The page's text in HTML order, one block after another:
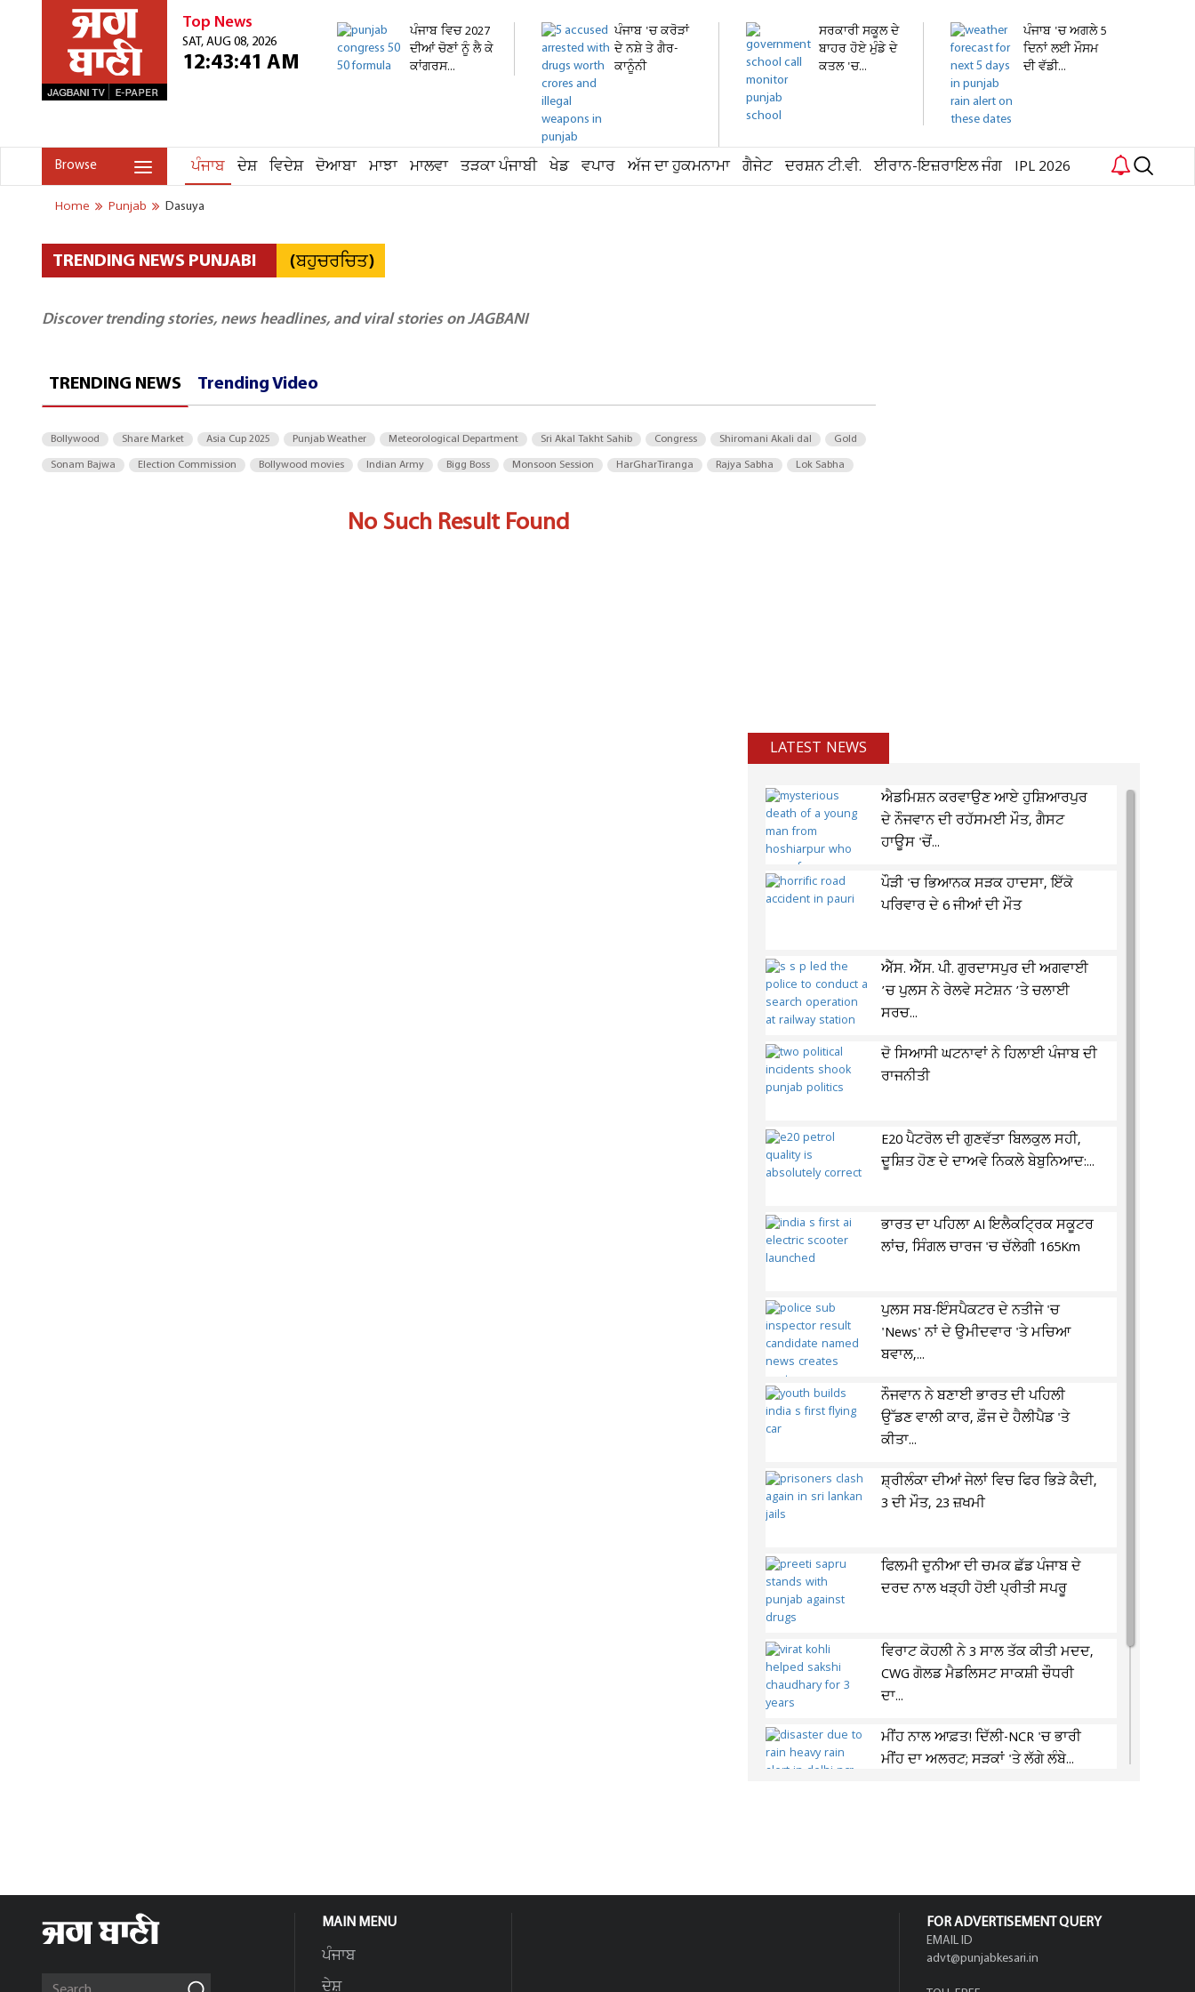
Top News
SAT, AUG 08, 2026
12:43:41 AM
ਪੰਜਾਬ ਵਿਚ 2027
ਦੀਆਂ ਚੋਣਾਂ ਨੂੰ ਲੈ ਕੇ
ਕਾਂਗਰਸ...
ਪੰਜਾਬ 'ਚ ਕਰੋੜਾਂ
ਦੇ ਨਸ਼ੇ ਤੇ ਗੈਰ-
ਕਾਨੂੰਨੀ
ਸਰਕਾਰੀ ਸਕੂਲ ਦੇ
ਬਾਹਰ ਹੋਏ ਮੁੰਡੇ ਦੇ
ਕਤਲ 'ਚ...
ਪੰਜਾਬ 'ਚ ਅਗਲੇ 5
ਦਿਨਾਂ ਲਈ ਮੌਸਮ
ਦੀ ਵੱਡੀ...
Browse ਪੰਜਾਬ ਦੇਸ਼ ਵਿਦੇਸ਼ ਦੋਆਬਾ ਮਾਝਾ ਮਾਲਵਾ ਤੜਕਾ ਪੰਜਾਬੀ ਖੇਡ ਵਪਾਰ ਅੱਜ ਦਾ ਹੁਕਮਨਾਮਾ ਗੈਜੇਟ ਦਰਸ਼ਨ ਟੀ.ਵੀ. ਈਰਾਨ-ਇਜ਼ਰਾਇਲ ਜੰਗ IPL 2026
Home Punjab Dasuya
TRENDING NEWS PUNJABI (ਬਹੁਚਰਚਿਤ)
Discover trending stories, news headlines, and viral stories on JAGBANI
TRENDING NEWS Trending Video
Bollywood Share Market Asia Cup 2025 Punjab Weather Meteorological Department Sri Akal Takht Sahib Congress Shiromani Akali dal Gold
Sonam Bajwa Election Commission Bollywood movies Indian Army Bigg Boss Monsoon Session HarGharTiranga Rajya Sabha Lok Sabha
No Such Result Found
LATEST NEWS
ਐਡਮਿਸ਼ਨ ਕਰਵਾਉਣ ਆਏ ਹੁਸ਼ਿਆਰਪੁਰ
ਦੇ ਨੌਜਵਾਨ ਦੀ ਰਹੱਸਮਈ ਮੌਤ, ਗੈਸਟ
ਹਾਊਸ 'ਚੋਂ...
ਪੌੜੀ 'ਚ ਭਿਆਨਕ ਸੜਕ ਹਾਦਸਾ, ਇੱਕੋ
ਪਰਿਵਾਰ ਦੇ 6 ਜੀਆਂ ਦੀ ਮੌਤ
ਐੱਸ. ਐੱਸ. ਪੀ. ਗੁਰਦਾਸਪੁਰ ਦੀ ਅਗਵਾਈ
’ਚ ਪੁਲਸ ਨੇ ਰੇਲਵੇ ਸਟੇਸ਼ਨ ’ਤੇ ਚਲਾਈ
ਸਰਚ...
ਦੋ ਸਿਆਸੀ ਘਟਨਾਵਾਂ ਨੇ ਹਿਲਾਈ ਪੰਜਾਬ ਦੀ
ਰਾਜਨੀਤੀ
E20 ਪੈਟਰੋਲ ਦੀ ਗੁਣਵੱਤਾ ਬਿਲਕੁਲ ਸਹੀ,
ਦੂਸ਼ਿਤ ਹੋਣ ਦੇ ਦਾਅਵੇ ਨਿਕਲੇ ਬੇਬੁਨਿਆਦ:...
ਭਾਰਤ ਦਾ ਪਹਿਲਾ AI ਇਲੈਕਟ੍ਰਿਕ ਸਕੂਟਰ
ਲਾਂਚ, ਸਿੰਗਲ ਚਾਰਜ 'ਚ ਚੱਲੇਗੀ 165Km
ਪੁਲਸ ਸਬ-ਇੰਸਪੈਕਟਰ ਦੇ ਨਤੀਜੇ 'ਚ
'News' ਨਾਂ ਦੇ ਉਮੀਦਵਾਰ 'ਤੇ ਮਚਿਆ
ਬਵਾਲ,...
ਨੌਜਵਾਨ ਨੇ ਬਣਾਈ ਭਾਰਤ ਦੀ ਪਹਿਲੀ
ਉੱਡਣ ਵਾਲੀ ਕਾਰ, ਫ਼ੌਜ ਦੇ ਹੈਲੀਪੈਡ 'ਤੇ
ਕੀਤਾ...
ਸ਼੍ਰੀਲੰਕਾ ਦੀਆਂ ਜੇਲਾਂ ਵਿਚ ਫਿਰ ਭਿੜੇ ਕੈਦੀ,
3 ਦੀ ਮੌਤ, 23 ਜ਼ਖਮੀ
ਫਿਲਮੀ ਦੁਨੀਆ ਦੀ ਚਮਕ ਛੱਡ ਪੰਜਾਬ ਦੇ
ਦਰਦ ਨਾਲ ਖੜ੍ਹੀ ਹੋਈ ਪ੍ਰੀਤੀ ਸਪਰੂ
ਵਿਰਾਟ ਕੋਹਲੀ ਨੇ 3 ਸਾਲ ਤੱਕ ਕੀਤੀ ਮਦਦ,
CWG ਗੋਲਡ ਮੈਡਲਿਸਟ ਸਾਕਸ਼ੀ ਚੌਧਰੀ
ਦਾ...
ਮੀਂਹ ਨਾਲ ਆਫ਼ਤ! ਦਿੱਲੀ-NCR 'ਚ ਭਾਰੀ
ਮੀਂਹ ਦਾ ਅਲਰਟ; ਸੜਕਾਂ 'ਤੇ ਲੱਗੇ ਲੰਬੇ...
MAIN MENU
ਪੰਜਾਬ
ਦੇਸ਼
FOR ADVERTISEMENT QUERY
EMAIL ID
advt@punjabkesari.in